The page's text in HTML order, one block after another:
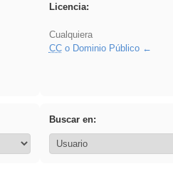
Licencia:
Cualquiera
CCo Dominio Público
Buscar en: